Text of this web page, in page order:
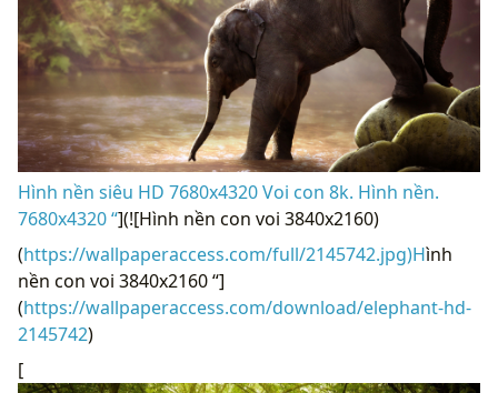
Hình nền siêu HD 7680x4320 Voi con 8k. Hình nền.
7680x4320 “](![Hình nền con voi 3840x2160)
(https://wallpaperaccess.com/full/2145742.jpg)Hình
nền con voi 3840x2160 “]
(https://wallpaperaccess.com/download/elephant-hd-
2145742)
[